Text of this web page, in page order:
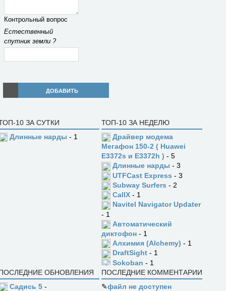
Контрольный вопрос
Естественный
спутник земли ?
ДОБАВИТЬ
10 ЗА СУТКИ
Длинные нарды - 1
ТОП-10 ЗА НЕДЕЛЮ
Драйвер модема
Мегафон 150-2 ( Huawei
E3372s и E3372h ) - 5
Длинные нарды - 3
UTFCast Express - 3
Subway Surfers - 2
CallX - 1
Navitel Navigator Updater
- 1
Автоматический
диктофон - 1
Алхимия (Alchemy) - 1
DraftSight - 1
Sokoban - 1
ОБНОВЛЕНИЯ
Садись 5 -
ПОСЛЕДНИЕ КОММЕНТАРИИ
✎файл не доступен